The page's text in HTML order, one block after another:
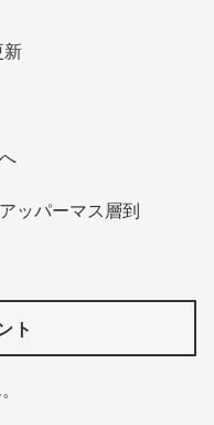
新
ッパーマス層到
ト